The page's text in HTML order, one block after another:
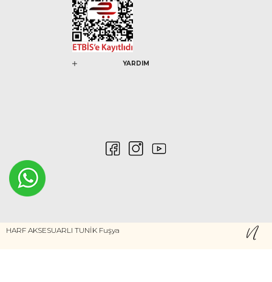
YARDIM
HARF AKSESUARLI TUNİK Fuşya